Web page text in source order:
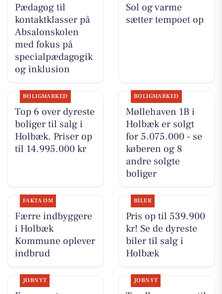
Pædagog til
kontaktklasser på
Absalonskolen
med fokus på
specialpædagogik
og inklusion
Sol og varme
sætter tempoet op
BOLIGMARKED
Top 6 over dyreste
boliger til salg i
Holbæk. Priser op
til 14.995.000 kr
BOLIGMARKED
Møllehaven 1B i
Holbæk er solgt
for 5.075.000 - se
køberen og 8
andre solgte
boliger
FAKTA OM
Færre indbyggere
i Holbæk
Kommune oplever
indbrud
BILER
Pris op til 539.900
kr! Se de dyreste
biler til salg i
Holbæk
JOBNYT JOBNYT